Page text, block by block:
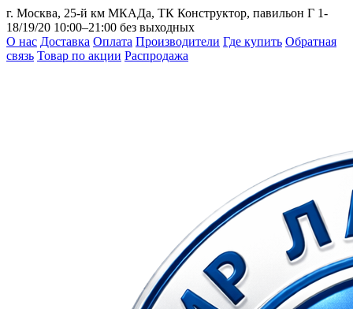
г. Москва, 25-й км МКАДа, ТК Конструктор, павильон Г 1-
18/19/20 10:00–21:00 без выходных
О нас Доставка Оплата Производители Где купить Обратная
связь Товар по акции Распродажа